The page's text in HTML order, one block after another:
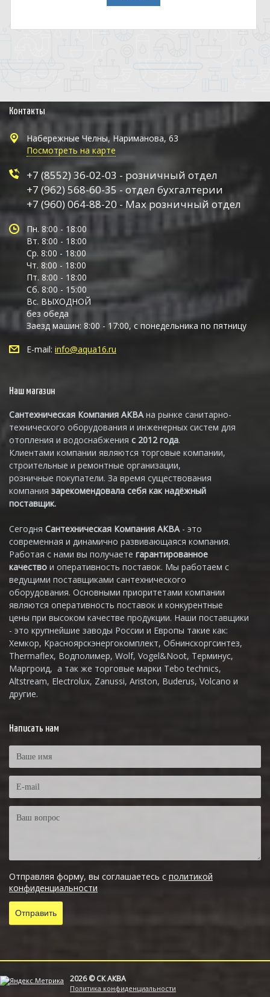
Контакты
Набережные Челны, Нариманова, 63
Посмотреть на карте
+7 (8552) 36-02-03 - розничный отдел
+7 (962) 568-60-35 - отдел бухгалтерии
+7 (960) 064-88-20 - Max розничный отдел
Пн. 8:00 - 18:00
Вт. 8:00 - 18:00
Ср. 8:00 - 18:00
Чт. 8:00 - 18:00
Пт. 8:00 - 18:00
Сб. 8:00 - 15:00
Вс. ВЫХОДНОЙ
без обеда
Заезд машин: 8:00 - 17:00, с понедельника по пятницу
E-mail: info@aqua16.ru
Наш магазин
Сантехническая Компания АКВАна рынке санитарно-
технического оборудования и инженерных систем для
отопления и водоснабжения с 2012 года.
Клиентами компании являются торговые компании,
строительные и ремонтные организации,
розничные покупатели. За время существования
компания зарекомендовала себя как надёжный
поставщик.
Сегодня Сантехническая Компания АКВА - это
современная и динамично развивающаяся компания.
Работая с нами вы получаете гарантированное
качество и оперативность поставок. Мы работаем с
ведущими поставщиками сантехнического
оборудования. Основными приоритетами компании
являются оперативность поставок и конкурентные
цены при высоком качестве продукции. Наши поставщики
- это крупнейшие заводы России и Европы такие как:
Хемкор, Красноярскэнергокомплект, Обнинскоргсинтез,
Thermaflex, Водполимер, Wolf, Vogel&Noot, Терминус,
Маргроид, а так же торговые марки Tebo technics,
Altstream, Electrolux, Zanussi, Ariston, Buderus, Volcano и
другие.
Написать нам
Отправляя форму, вы соглашаетесь с политикой
конфиденциальности
2026 © СК АКВА
Политика конфиденциальности